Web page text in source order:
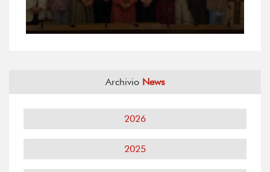
Archivio News
2026
2025